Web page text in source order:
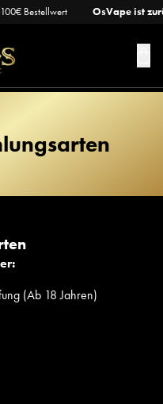
Bestellwert OsVape ist
(Ab 18 Jahren)